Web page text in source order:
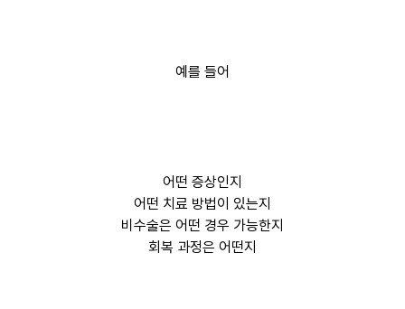
예를 들어
어떤 증상인지
어떤 치료 방법이 있는지
비수술은 어떤 경우 가능한지
회복 과정은 어떤지